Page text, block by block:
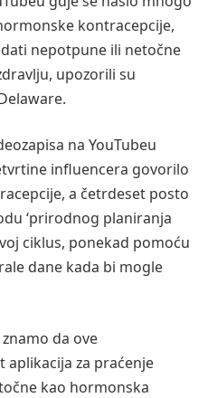
kontracepcije,
nepotpune ili netočne
upozorili su
na YouTubeu
influencera govorilo
a četrdeset posto
‘prirodnog planiranja
ciklus, ponekad pomoću
dane kada bi mogle
da ove
za praćenje
kao hormonska